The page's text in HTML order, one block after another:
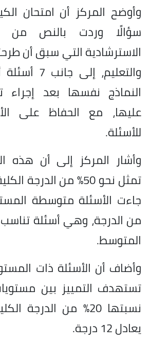
سؤالًا وردت بالنص من
الاسترشادية التي سبق أن
والتعليم،
النماذج نفسها بعد إجراء
عليها، مع الحفاظ على
للأسئلة.
وأشار المركز إلى أن هذه
تمثل نحو 50% من الدرجة
من الدرجة، وهي أسئلة
المتوسط.
وأضاف أن الأسئلة ذات
تستهدف التمييز بين
نسبتها 20% من الدرجة
يعادل 12 درجة.